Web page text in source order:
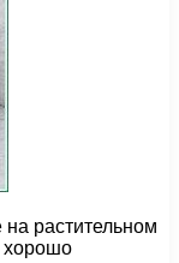
растительном
хорошо